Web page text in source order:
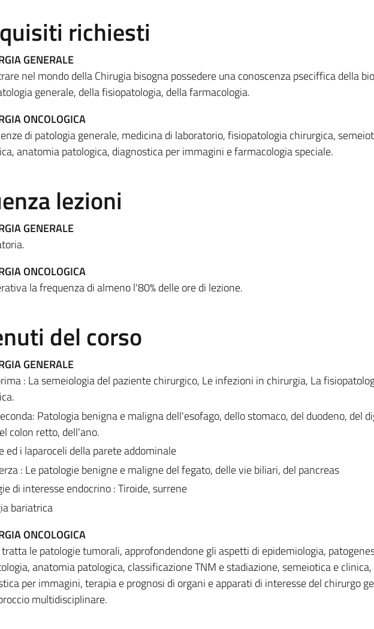
richiesti
GENERALE
nel mondo della Chirugia bisogna possedere una conoscenza pseciffica della
generale, della fisiopatologia, della farmacologia.
ONCOLOGICA
di patologia generale, medicina di laboratorio, fisiopatologia chirurgica,
anatomia patologica, diagnostica per immagini e farmacologia speciale.
lezioni
GENERALE
ONCOLOGICA
la frequenza di almeno l'80% delle ore di lezione.
del corso
GENERALE
: La semeiologia del paziente chirurgico, Le infezioni in chirurgia, La
Patologia benigna e maligna dell'esofago, dello stomaco, del duodeno, del
colon retto, dell'ano.
ed i laparoceli della parete addominale
: Le patologie benigne e maligne del fegato, delle vie biliari, del pancreas
di interesse endocrino : Tiroide, surrene
bariatrica
ONCOLOGICA
tratta le patologie tumorali, approfondendone gli aspetti di epidemiologia,
anatomia patologica, classificazione TNM e stadiazione, semeiotica e clinica,
per immagini, terapia e prognosi di organi e apparati di interesse del chirurgo
multidisciplinare.